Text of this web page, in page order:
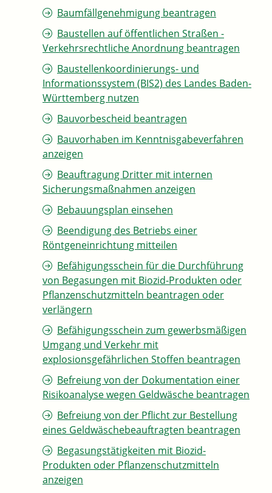
Baumfällgenehmigung beantragen
Baustellen auf öffentlichen Straßen -
Verkehrsrechtliche Anordnung beantragen
Baustellenkoordinierungs- und
Informationssystem (BIS2) des Landes Baden-
Württemberg nutzen
Bauvorbescheid beantragen
Bauvorhaben im Kenntnisgabeverfahren
anzeigen
Beauftragung Dritter mit internen
Sicherungsmaßnahmen anzeigen
Bebauungsplan einsehen
Beendigung des Betriebs einer
Röntgeneinrichtung mitteilen
Befähigungsschein für die Durchführung
von Begasungen mit Biozid-Produkten oder
Pflanzenschutzmitteln beantragen oder
verlängern
Befähigungsschein zum gewerbsmäßigen
Umgang und Verkehr mit
explosionsgefährlichen Stoffen beantragen
Befreiung von der Dokumentation einer
Risikoanalyse wegen Geldwäsche beantragen
Befreiung von der Pflicht zur Bestellung
eines Geldwäschebeauftragten beantragen
Begasungstätigkeiten mit Biozid-
Produkten oder Pflanzenschutzmitteln
anzeigen